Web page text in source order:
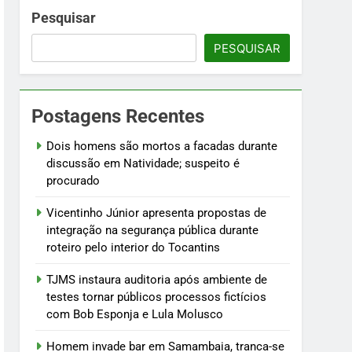
com Bob Esponja e Lula Molusco
e testam modelos para uso
Pesquisar
PESQUISAR
Postagens Recentes
Dois homens são mortos a facadas durante
discussão em Natividade; suspeito é
procurado
Vicentinho Júnior apresenta propostas de
integração na segurança pública durante
roteiro pelo interior do Tocantins
TJMS instaura auditoria após ambiente de
testes tornar públicos processos fictícios
com Bob Esponja e Lula Molusco
Homem invade bar em Samambaia, tranca-se